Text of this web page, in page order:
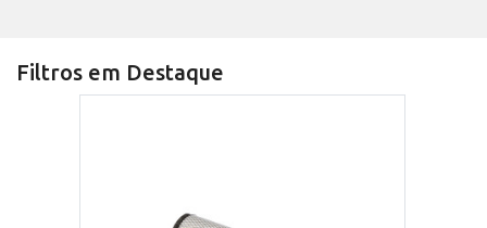
Filtros em Destaque